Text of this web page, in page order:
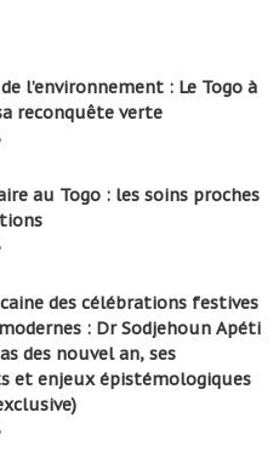
l’environnement : Le Togo à
reconquête verte
au Togo : les soins proches
des célébrations festives
: Dr Sodjehoun Apéti
des nouvel an, ses
et enjeux épistémologiques